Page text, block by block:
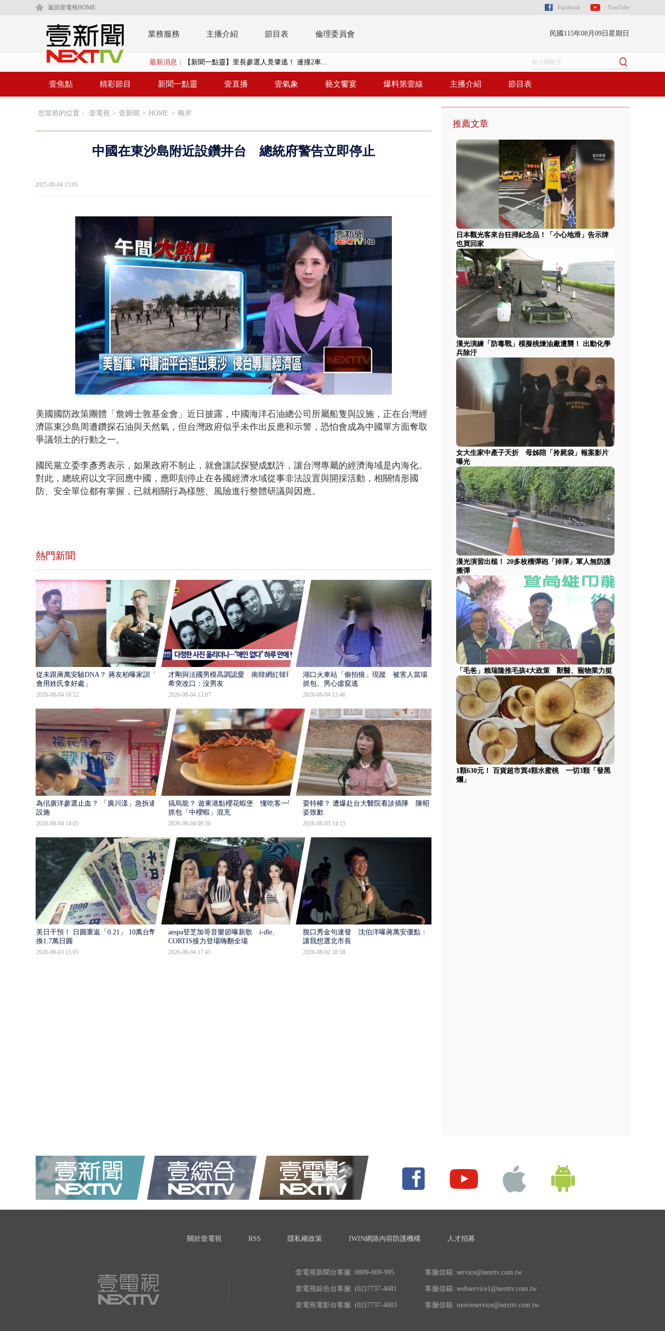
返回壹電視HOME Facebook YouTube
業務服務 主播介紹 節目表 倫理委員會 民國115年08月09日星期日
最新消息： 【新聞一點靈】里長參選人竟肇逃！ 連撞2車...
漢光演練「防毒戰」模擬桃煉油廠遭襲！ 出...
大貨車疲駕又吸毒逆向撞 小客車被撞爛駕駛...
白海豚雨彈炸台釀「水漂效應」 三招自保可...
壹焦點 精彩節目 新聞一點靈 壹直播 壹氣象 藝文饗宴 爆料第壹線 主播介紹 節目表
您當前的位置： 壹電視 > 壹新聞 > HOME > 兩岸
中國在東沙島附近設鑽井台 總統府警告立即停止
2025-09-04 15:05
Unmute
36.45%
美國國防政策團體「詹姆士敦基金會」近日披露，中國海洋石油總公司所屬船隻與設施，正在台灣經
濟區東沙島周遭鑽探石油與天然氣，但台灣政府似乎未作出反應和示警，恐怕會成為中國單方面奪取
爭議領土的行動之一。
國民黨立委李彥秀表示，如果政府不制止，就會讓試探變成默許，讓台灣專屬的經濟海域是內海化。
對此，總統府以文字回應中國，應即刻停止在各國經濟水域從事非法設置與開採活動，相關情形國
防、安全單位都有掌握，已就相關行為樣態、風險進行整體研議與因應。
熱門新聞
從未跟蔣萬安驗DNA？ 蔣友柏曝家訓「不
會用姓氏拿好處」
2026-08-04 18:52
才剛與法國男模高調認愛 南韓網紅韓瑞
希突改口：沒男友
2026-08-04 13:07
湖口火車站「偷拍狼」現蹤 被害人當場
抓包、男心虛竄逃
2026-08-04 13:46
為佀廣洋參選止血？ 「廣川漾」急拆違規
設施
2026-08-04 14:05
搞烏龍？ 遊東港點櫻花蝦堡 懂吃客一吃
抓包「中櫻蝦」混充
2026-08-04 09:56
耍特權？ 遭爆赴台大醫院看診插隊 陳昭
姿致歉
2026-08-03 14:15
美日干預！ 日圓重返「0.21」 10萬台幣少
換1.7萬日圓
2026-08-03 15:05
aespa登芝加哥音樂節曝新歌 i-dle、
CORTIS接力登場嗨翻全場
2026-08-04 17:41
脫口秀金句連發 沈伯洋曝蔣萬安優點：
讓我想選北市長
2026-08-02 18:58
推薦文章
日本觀光客來台狂掃紀念品！「小心地滑」告示牌
也買回家
漢光演練「防毒戰」模擬桃煉油廠遭襲！ 出動化學
兵除汙
女大生家中產子夭折 母姊陪「拎屍袋」報案影片
曝光
漢光演習出槌！ 20多枚榴彈砲「掉彈」軍人無防護
搬彈
「毛爸」賴瑞隆推毛孩4大政策 獸醫、寵物業力挺
1顆630元！ 百貨超市買4顆水蜜桃 一切3顆「發黑
爛」
關於壹電視 RSS 隱私權政策 IWIN網路內容防護機構 人才招募
壹電視新聞台客服: 0809-009-995 客服信箱: service@nexttv.com.tw
壹電視綜合台客服: (02)7737-4681 客服信箱: webservice1@nexttv.com.tw
壹電視電影台客服: (02)7737-4683 客服信箱: movieservice@nexttv.com.tw